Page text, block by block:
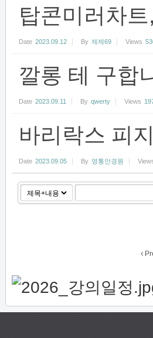
탑콘미러차
Date 2023.09.12 By 제제69 Views
깔롱 테 구합
Date 2023.09.11 By qwerty Views
바리락스 피
Date 2023.09.05 By 영통안경원